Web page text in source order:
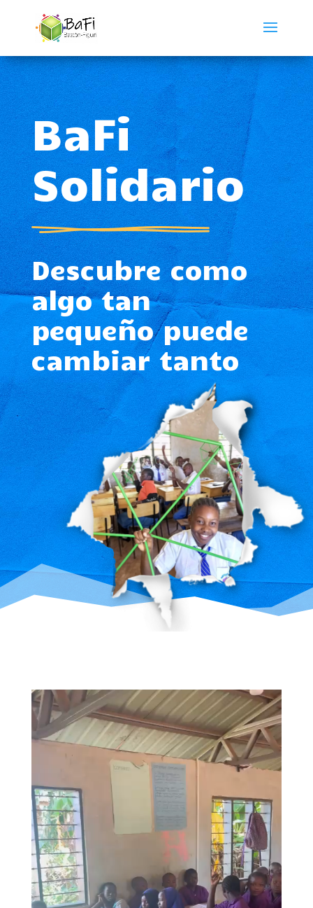
BaFi
Solidario
Descubre como
algo tan
pequeño puede
cambiar tanto